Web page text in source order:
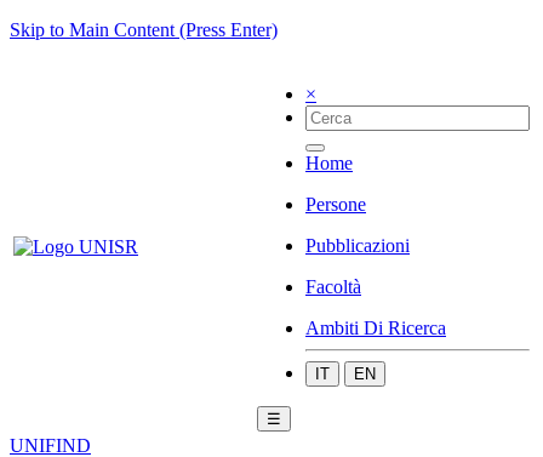
Skip to Main Content (Press Enter)
×
Home
Persone
Pubblicazioni
Facoltà
Ambiti Di Ricerca
IT EN
☰
UNIFIND